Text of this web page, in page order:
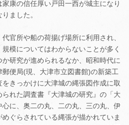
康の信任厚い戸田一西が城主になり
ました。
官所や船の荷揚げ場所に利用され、
模についてはわからないことが多く
研究が進められるなか、昭和時代に
便局(現、大津市立図書館)の新築工
きっかけに大津城の縄張図作成に取
れた調査書『大津城の研究』の「大
に、奥二の丸、二の丸、三の丸、伊
ぐらされている縄張が描かれていま